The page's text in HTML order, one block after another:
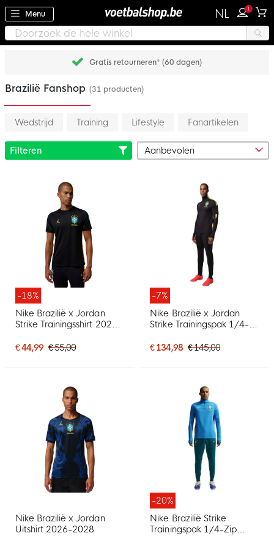
Menu NL 1
Gratis retourneren* (60 dagen)
Brazilië Fanshop (31 producten)
Wedstrijd Training Lifestyle Fanartikelen
Filteren
-18%
Nike Brazilië x Jordan
Strike Trainingsshirt 2026-
Blauw
€ 44,99 € 55,00
-7%
Nike Brazilië x Jordan
Strike Trainingspak 1/4-
Geel Mintgroen
€ 134,98 € 145,00
Nike Brazilië x Jordan
Uitshirt 2026-2028
-20%
Nike Brazilië Strike
Trainingspak 1/4-Zip